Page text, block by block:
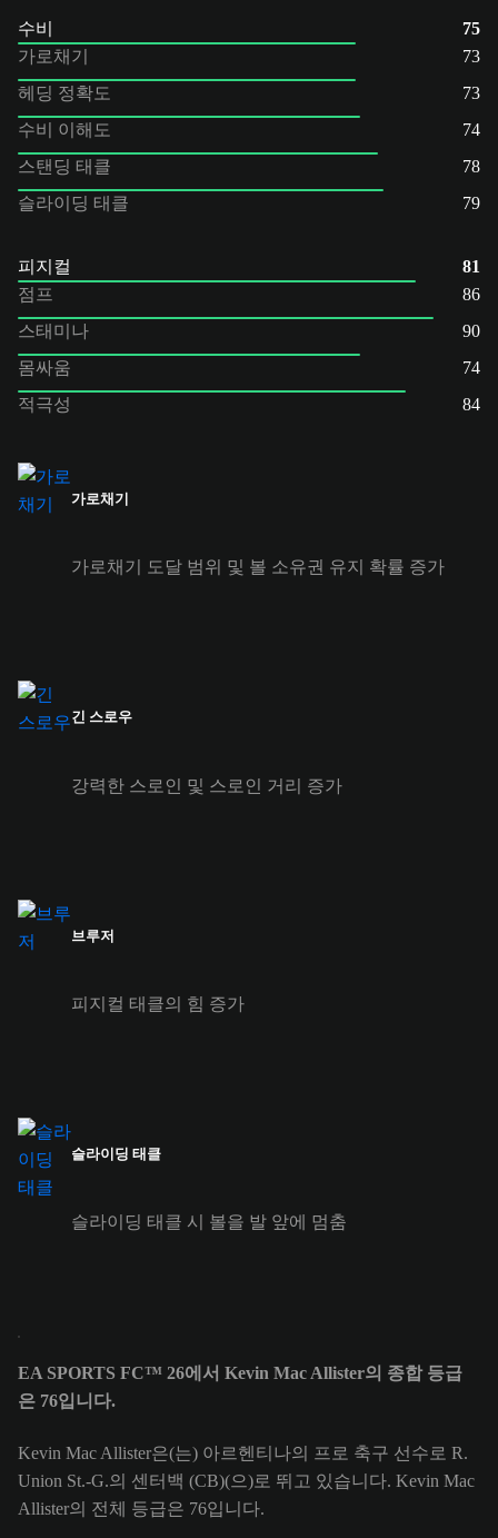
수비
75
가로채기
73
헤딩 정확도
73
수비 이해도
74
스탠딩 태클
78
슬라이딩 태클
79
피지컬
81
점프
86
스태미나
90
몸싸움
74
적극성
84
가로채기
가로채기 도달 범위 및 볼 소유권 유지 확률 증가
긴 스로우
강력한 스로인 및 스로인 거리 증가
브루저
피지컬 태클의 힘 증가
슬라이딩 태클
슬라이딩 태클 시 볼을 발 앞에 멈춤
EA SPORTS FC™ 26에서 Kevin Mac Allister의 종합 등급
은 76입니다.
Kevin Mac Allister은(는) 아르헨티나의 프로 축구 선수로 R.
Union St.-G.의 센터백 (CB)(으)로 뛰고 있습니다. Kevin Mac
Allister의 전체 등급은 76입니다.